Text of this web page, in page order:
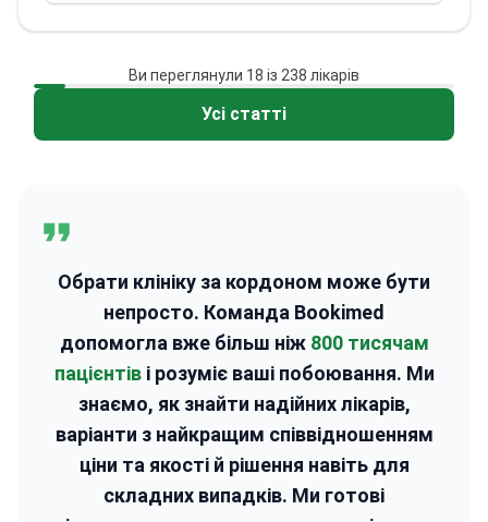
лікування. Виконує ендопротезування
кульшового суглоба, артроскопію
колінного та гомілковостопного суглобів, а
також спеціалізовані втручання на стопі та
пальців, операції на ахілловому сухожиллі,
проводить кабінетне ортопедичне УЗД,
зокрема скринінг кульшових суглобів у
немовлят (прелюксація).
кафедри ортопедії та дитячої ортопедії в
Лодзі. Автор десятків публікацій у
міжнародних медичних журналах.
Ви переглянули 18 із 238 лікарів
Усі статті
Обрати клініку за кордоном може бути
непросто. Команда Bookimed
допомогла вже більш ніж 800 тисячам
пацієнтіві розуміє ваші побоювання. Ми
знаємо, як знайти надійних лікарів,
варіанти з найкращим співвідношенням
ціни та якості й рішення навіть для
складних випадків. Ми готові